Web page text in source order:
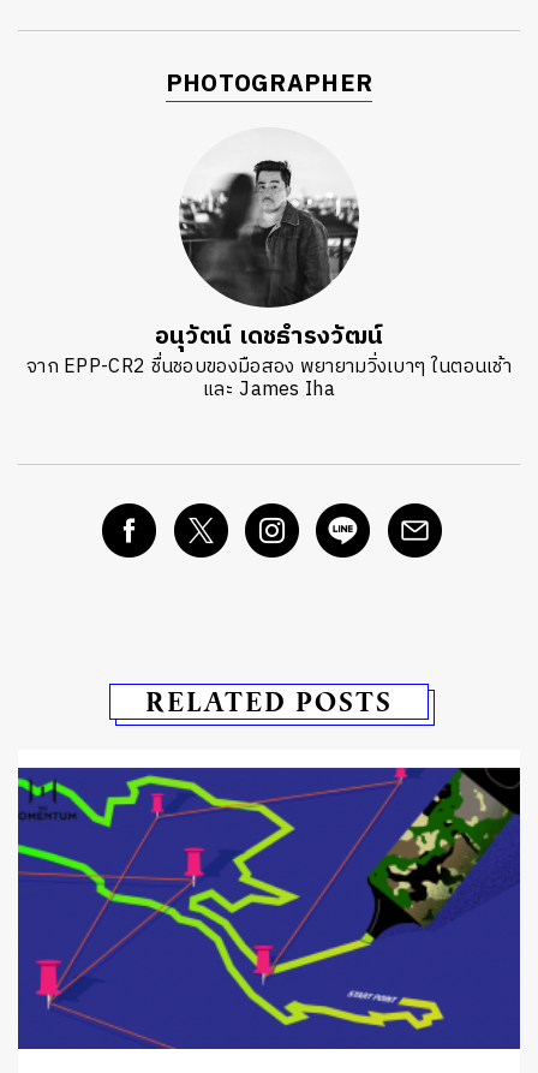
PHOTOGRAPHER
อนุวัตน์ เดชธำรงวัฒน์
จาก EPP-CR2 ชื่นชอบของมือสอง พยายามวิ่งเบาๆ ในตอนเช้า
และ James Iha
RELATED POSTS